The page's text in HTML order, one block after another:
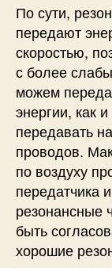
По сути,
передают
скоростью,
с более
можем
энергии, как
передавать
проводов.
по воздуху
передатчика
резонансные
быть
хорошие